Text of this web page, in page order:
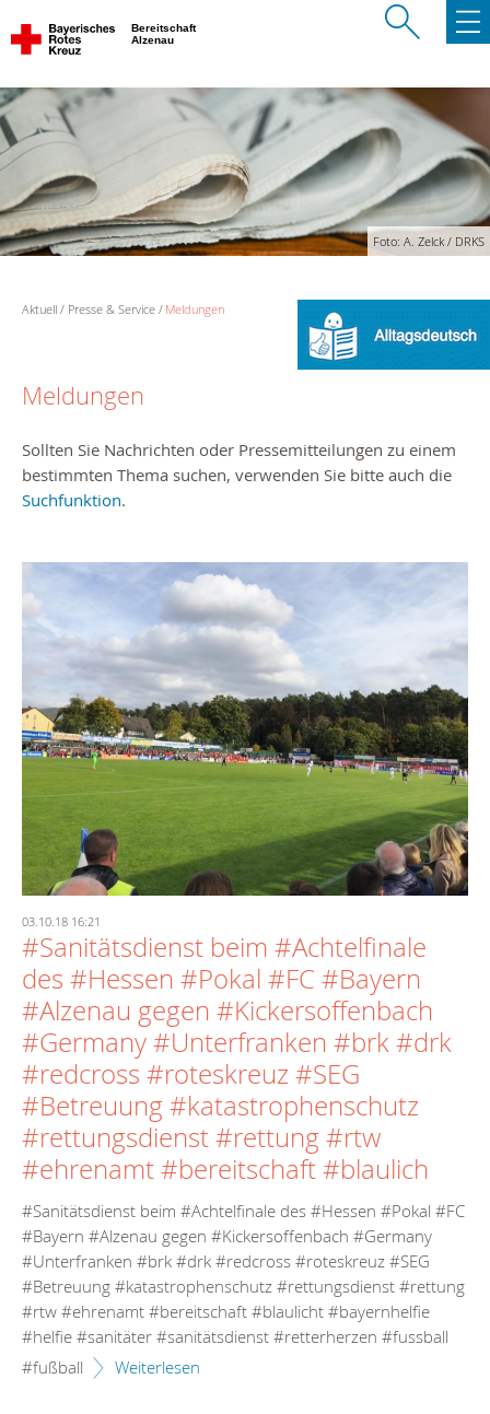
Bereitschaft
Alzenau
Foto: A. Zelck / DRKS
Aktuell Presse & Service Meldungen
Meldungen
Sollten Sie Nachrichten oder Pressemitteilungen zu einem
bestimmten Thema suchen, verwenden Sie bitte auch die
Suchfunktion.
03.10.18 16:21
#Sanitätsdienst beim #Achtelfinale
des #Hessen #Pokal #FC #Bayern
#Alzenau gegen #Kickersoffenbach
#Germany #Unterfranken #brk #drk
#redcross #roteskreuz #SEG
#Betreuung #katastrophenschutz
#rettungsdienst #rettung #rtw
#ehrenamt #bereitschaft #blaulich
#Sanitätsdienst beim #Achtelfinale des #Hessen #Pokal #FC
#Bayern #Alzenau gegen #Kickersoffenbach #Germany
#Unterfranken #brk #drk #redcross #roteskreuz #SEG
#Betreuung #katastrophenschutz #rettungsdienst #rettung
#rtw #ehrenamt #bereitschaft #blaulicht #bayernhelfie
#helfie #sanitäter #sanitätsdienst #retterherzen #fussball
#fußball
Weiterlesen